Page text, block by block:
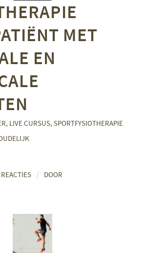
MET
EN
, LIVE CURSUS, SPORTFYSIOTHERAPIE
/ DOOR